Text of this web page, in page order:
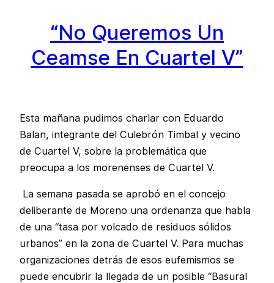
“No Queremos Un
Ceamse En Cuartel V”
Esta mañana pudimos charlar con Eduardo
Balan, integrante del Culebrón Timbal y vecino
de Cuartel V, sobre la problemática que
preocupa a los morenenses de Cuartel V.
La semana pasada se aprobó en el concejo
deliberante de Moreno una ordenanza que habla
de una “tasa por volcado de residuos sólidos
urbanos” en la zona de Cuartel V. Para muchas
organizaciones detrás de esos eufemismos se
puede encubrir la llegada de un posible “Basural